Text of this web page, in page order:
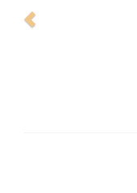
Pedro Manuel
La cocina para mi
enmascarar sus
con un toque